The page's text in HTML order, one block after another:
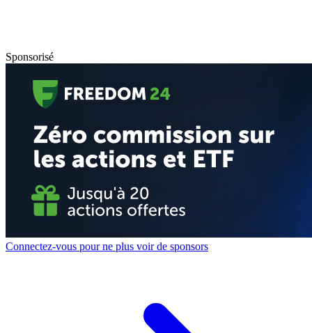
Sponsorisé
Connectez-vous pour ne plus voir de sponsors